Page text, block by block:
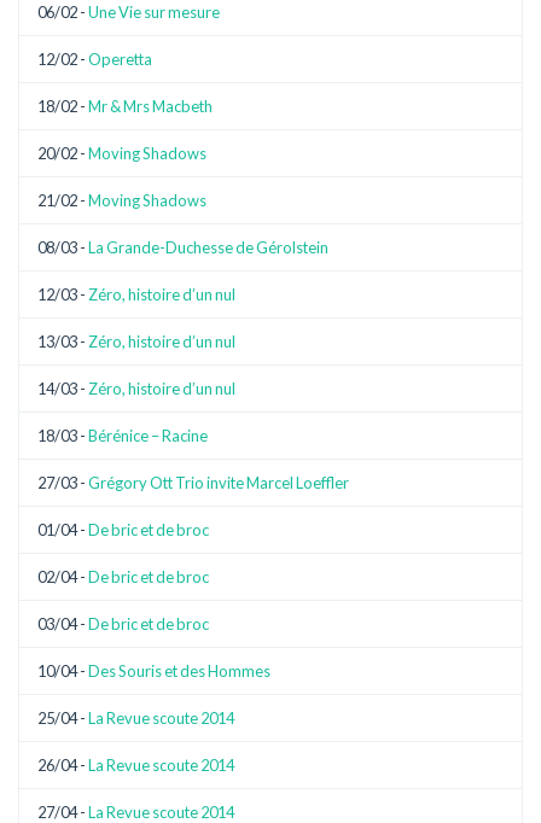
06/02 -Une Vie sur mesure
12/02 -Operetta
18/02 -Mr & Mrs Macbeth
20/02 -Moving Shadows
21/02 -Moving Shadows
08/03 -La Grande-Duchesse de Gérolstein
12/03 - Zéro, histoire d’un nul
13/03 - Zéro, histoire d’un nul
14/03 - Zéro, histoire d’un nul
18/03 -Bérénice – Racine
27/03 -Grégory Ott Trio invite Marcel Loeffler
01/04 -De bric et de broc
02/04 -De bric et de broc
03/04 -De bric et de broc
10/04 -Des Souris et des Hommes
25/04 -La Revue scoute 2014
26/04 -La Revue scoute 2014
27/04 -La Revue scoute 2014